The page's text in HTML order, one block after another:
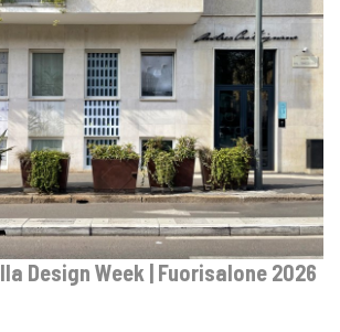
Design Week | Fuorisalone 2026